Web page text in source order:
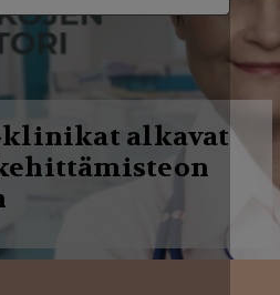
v
i
g
a
t
i
o
klinikat alkavat